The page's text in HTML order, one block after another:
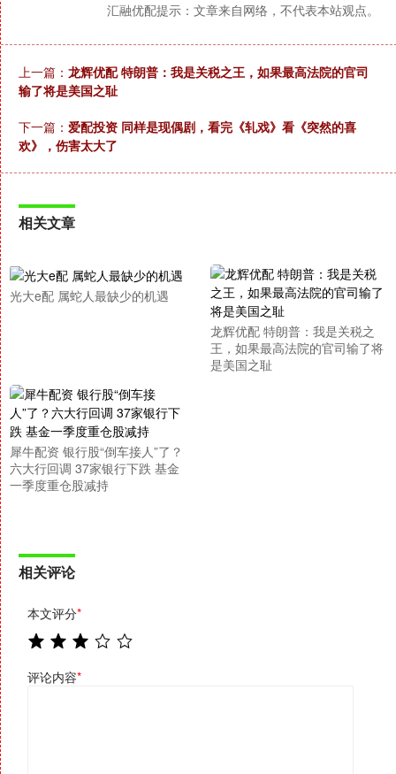
汇融优配提示：文章来自网络，不代表本站观点。
上一篇： 龙辉优配 特朗普：我是关税之王，如果最高法院的官司
输了将是美国之耻
下一篇： 爱配投资 同样是现偶剧，看完《轧戏》看《突然的喜
欢》，伤害太大了
相关文章
光大e配 属蛇人最缺少的机遇
龙辉优配 特朗普：我是关税之
王，如果最高法院的官司输了将
是美国之耻
犀牛配资 银行股“倒车接人”了？
六大行回调 37家银行下跌 基金
一季度重仓股减持
相关评论
本文评分*
评论内容*